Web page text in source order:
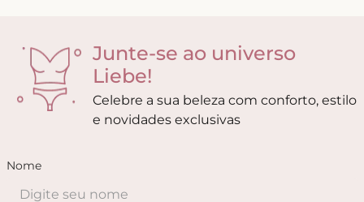
Junte-se ao universo
Liebe!
Celebre a sua beleza com conforto, estilo
e novidades exclusivas
Nome